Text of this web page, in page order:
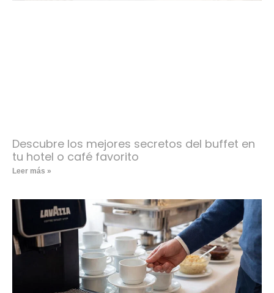
Descubre los mejores secretos del buffet en
tu hotel o café favorito
Leer más »